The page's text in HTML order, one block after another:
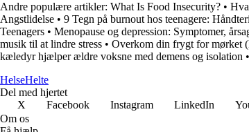
Andre populære artikler: What Is Food Insecurity? •
Angstlidelse • 9 Tegn på burnout hos teenagere:
Teenagers • Menopause og depression: Symptomer,
musik til at lindre stress • Overkom din frygt for mørket
kæledyr hjælper ældre voksne med demens og isolation •
HelseHelte
Del med hjertet
X
Facebook Instagram LinkedIn
Om os